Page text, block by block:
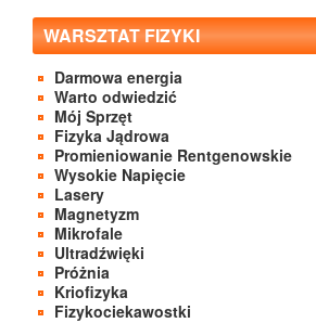
WARSZTAT FIZYKI
Darmowa energia
Warto odwiedzić
Mój Sprzęt
Fizyka Jądrowa
Promieniowanie Rentgenowskie
Wysokie Napięcie
Lasery
Magnetyzm
Mikrofale
Ultradźwięki
Próżnia
Kriofizyka
Fizykociekawostki